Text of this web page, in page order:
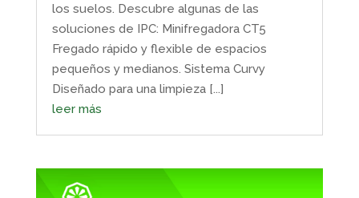
los suelos. Descubre algunas de las
soluciones de IPC: Minifregadora CT5
Fregado rápido y flexible de espacios
pequeños y medianos. Sistema Curvy
Diseñado para una limpieza [...]
leer más